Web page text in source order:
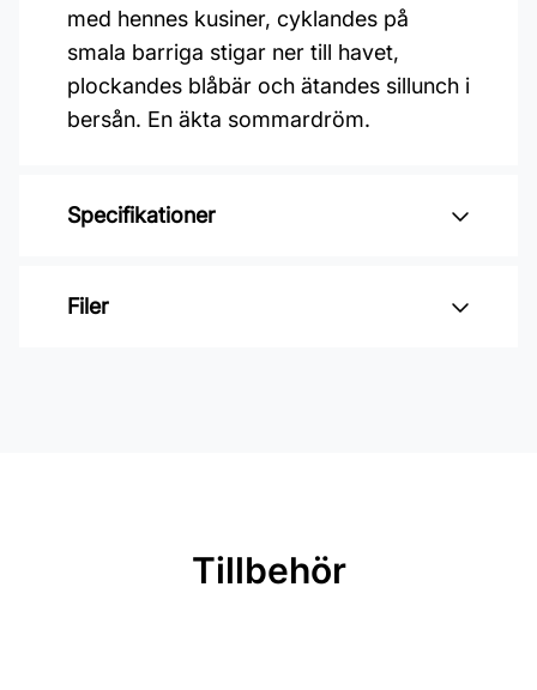
med hennes kusiner, cyklandes på
smala barriga stigar ner till havet,
plockandes blåbär och ätandes sillunch i
bersån. En äkta sommardröm.
Specifikationer
Varumärke: Midbec Tapeter
Rekommenderat lim: Hernia non
Filer
Tillbehör